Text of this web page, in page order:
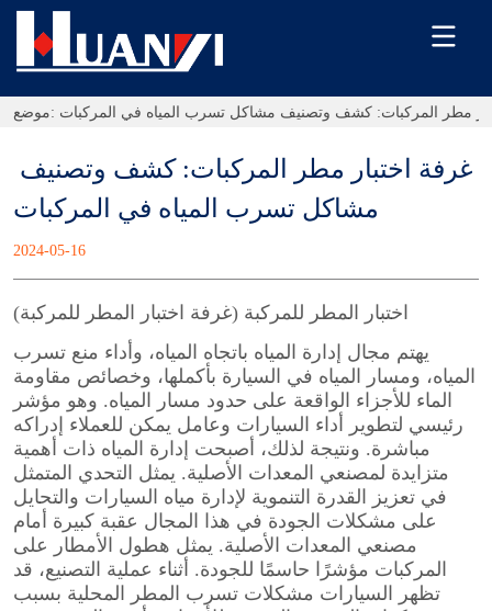
موضع: مطر المركبات: كشف وتصنيف مشاكل تسرب المياه في المركبات
مشاكل تسرب المياه في المركبات
2024-05-16